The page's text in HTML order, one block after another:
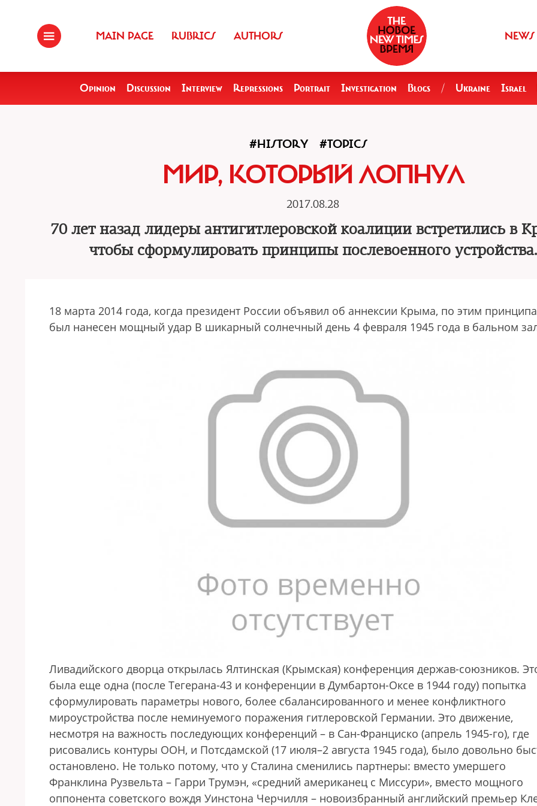
MAIN PAGE RUBRICS AUTHORS NEWS
Opinion Discussion Interview Repressions Portrait Investigation Blogs / Ukraine Israel
#HISTORY #TOPICS
МИР, КОТОРЫЙ ЛОПНУЛ
2017.08.28
70 лет назад лидеры антигитлеровской коалиции встретились в
чтобы сформулировать принципы послевоенного устройства.
18 марта 2014 года, когда президент России объявил об аннексии Крыма, по этим
был нанесен мощный удар В шикарный солнечный день 4 февраля 1945 года в бальном
Ливадийского дворца открылась Ялтинская (Крымская) конференция держав-союзников.
была еще одна (после Тегерана-43 и конференции в Думбартон-Оксе в 1944 году) попытка
сформулировать параметры нового, более сбалансированного и менее конфликтного
мироустройства после неминуемого поражения гитлеровской Германии. Это движение,
несмотря на важность последующих конференций – в Сан-Франциско (апрель 1945-го), где
рисовались контуры ООН, и Потсдамской (17 июля–2 августа 1945 года), было довольно
остановлено. Не только потому, что у Сталина сменились партнеры: вместо умершего
Франклина Рузвельта – Гарри Трумэн, «средний американец с Миссури», вместо мощного
оппонента советского вождя Уинстона Черчилля – новоизбранный английский премьер